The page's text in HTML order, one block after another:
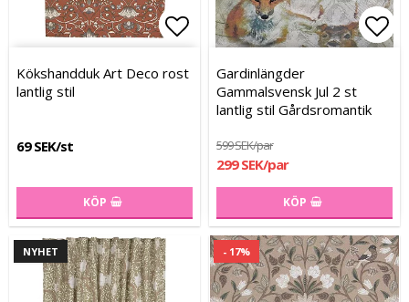
Lägg till i favoritlistan
Lägg till i favoritlistan
Kökshandduk Art Deco rost
lantlig stil
69 SEK/st
KÖP
Gardinlängder
Gammalsvensk Jul 2 st
lantlig stil Gårdsromantik
599 SEK/par
299 SEK/par
KÖP
NYHET - 17%